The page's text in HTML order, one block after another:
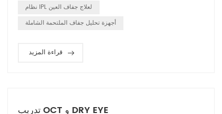
نظام IPL لعلاج جفاف العين
أجهزة تحليل جفاف الملتحمة الشاملة
قراءة المزيد
تدريب OCT و DRY EYE